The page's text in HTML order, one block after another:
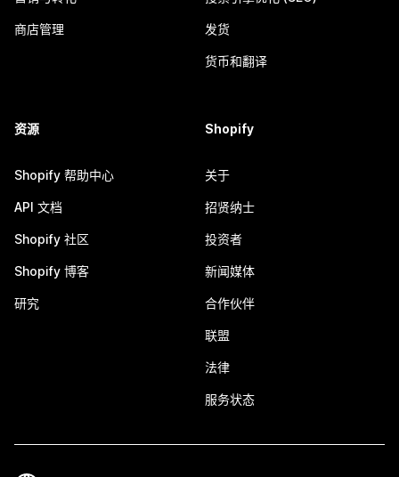
商店管理 发货
货币和翻译
资源
Shopify 帮助中心
API 文档
Shopify 社区
Shopify 博客
研究
Shopify
关于
招贤纳士
投资者
新闻媒体
合作伙伴
联盟
法律
服务状态